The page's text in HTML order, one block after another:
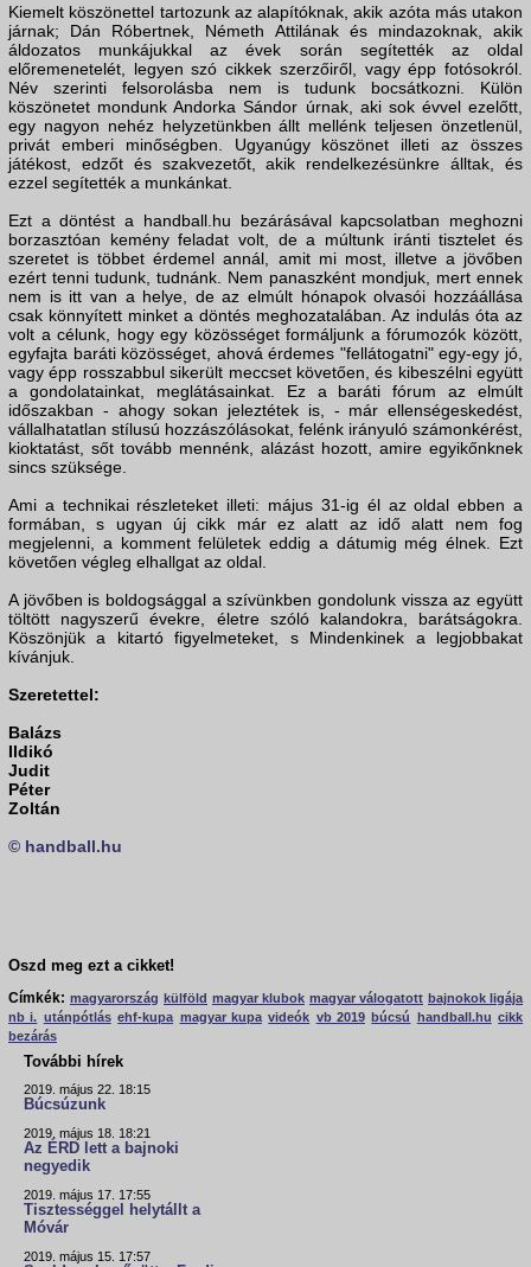
Kiemelt köszönettel tartozunk az alapítóknak, akik azóta más utakon
járnak; Dán Róbertnek, Németh Attilának és mindazoknak, akik
áldozatos munkájukkal az évek során segítették az oldal
előremenetelét, legyen szó cikkek szerzőiről, vagy épp fotósokról.
Név szerinti felsorolásba nem is tudunk bocsátkozni. Külön
köszönetet mondunk Andorka Sándor úrnak, aki sok évvel ezelőtt,
egy nagyon nehéz helyzetünkben állt mellénk teljesen önzetlenül,
privát emberi minőségben. Ugyanúgy köszönet illeti az összes
játékost, edzőt és szakvezetőt, akik rendelkezésünkre álltak, és
ezzel segítették a munkánkat.
Ezt a döntést a handball.hu bezárásával kapcsolatban meghozni
borzasztóan kemény feladat volt, de a múltunk iránti tisztelet és
szeretet is többet érdemel annál, amit mi most, illetve a jövőben
ezért tenni tudunk, tudnánk. Nem panaszként mondjuk, mert ennek
nem is itt van a helye, de az elmúlt hónapok olvasói hozzáállása
csak könnyített minket a döntés meghozatalában. Az indulás óta az
volt a célunk, hogy egy közösséget formáljunk a fórumozók között,
egyfajta baráti közösséget, ahová érdemes "fellátogatni" egy-egy jó,
vagy épp rosszabbul sikerült meccset követően, és kibeszélni együtt
a gondolatainkat, meglátásainkat. Ez a baráti fórum az elmúlt
időszakban - ahogy sokan jeleztétek is, - már ellenségeskedést,
vállalhatatlan stílusú hozzászólásokat, felénk irányuló számonkérést,
kioktatást, sőt tovább mennénk, alázást hozott, amire egyikőnknek
sincs szüksége.
Ami a technikai részleteket illeti: május 31-ig él az oldal ebben a
formában, s ugyan új cikk már ez alatt az idő alatt nem fog
megjelenni, a komment felületek eddig a dátumig még élnek. Ezt
követően végleg elhallgat az oldal.
A jövőben is boldogsággal a szívünkben gondolunk vissza az együtt
töltött nagyszerű évekre, életre szóló kalandokra, barátságokra.
Köszönjük a kitartó figyelmeteket, s Mindenkinek a legjobbakat
kívánjuk.
Szeretettel:
Balázs
Ildikó
Judit
Péter
Zoltán
© handball.hu
Oszd meg ezt a cikket!
Címkék: magyarország külföld magyar klubok magyar válogatott bajnokok ligája
nb i. utánpótlás ehf-kupa magyar kupa videók vb 2019 búcsú handball.hu cikk
bezárás
További hírek
2019. május 22. 18:15
Búcsúzunk
2019. május 18. 18:21
Az ÉRD lett a bajnoki
negyedik
2019. május 17. 17:55
Tisztességgel helytállt a
Móvár
2019. május 15. 17:57